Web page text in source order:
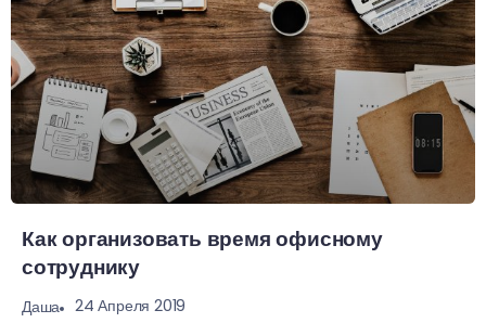
Как организовать время офисному
сотруднику
Даша 24 Апреля 2019